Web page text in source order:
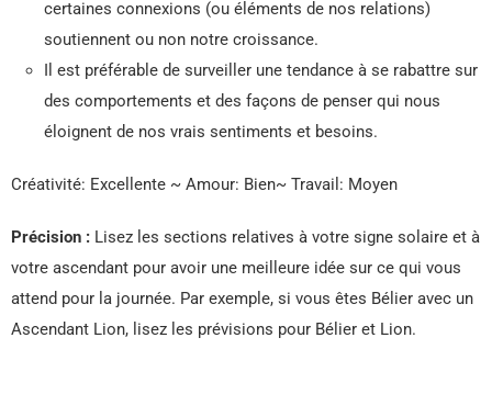
certaines connexions (ou éléments de nos relations)
soutiennent ou non notre croissance.
Il est préférable de surveiller une tendance à se rabattre sur
des comportements et des façons de penser qui nous
éloignent de nos vrais sentiments et besoins.
Créativité: Excellente ~ Amour: Bien~ Travail: Moyen
Précision : Lisez les sections relatives à votre signe solaire et à
votre ascendant pour avoir une meilleure idée sur ce qui vous
attend pour la journée. Par exemple, si vous êtes Bélier avec un
Ascendant Lion, lisez les prévisions pour Bélier et Lion.